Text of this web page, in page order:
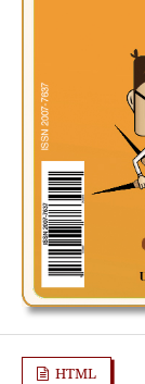
HTML